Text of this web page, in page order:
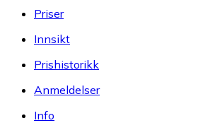
Priser
Innsikt
Prishistorikk
Anmeldelser
Info